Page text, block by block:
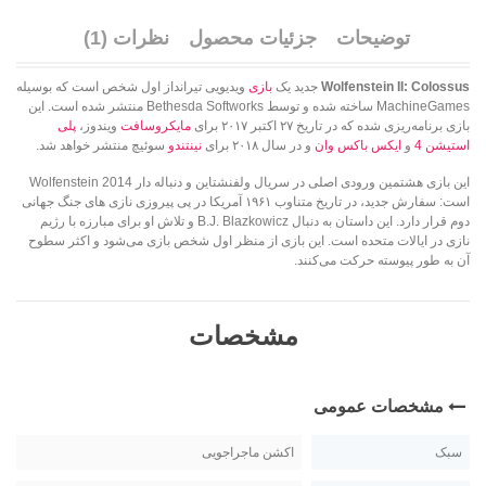
توضیحات جزئیات محصول نظرات (1)
Wolfenstein II: Colossus جدید یک بازی ویدیویی تیرانداز اول شخص است که بوسیله
MachineGames ساخته شده و توسط Bethesda Softworks منتشر شده است. این
بازی برنامه‌ریزی شده که در تاریخ ۲۷ اکتبر ۲۰۱۷ برای
مایکروسافت ویندوز، پلی
استیشن 4
و ایکس باکس وان و در سال ۲۰۱۸ برای نینتندو سوئیچ منتشر خواهد شد.
این بازی هشتمین ورودی اصلی در سریال ولفنشتاین و دنباله دار Wolfenstein 2014
است: سفارش جدید، در تاریخ متناوب ۱۹۶۱ آمریکا در پی پیروزی نازی های جنگ جهانی
دوم قرار دارد. این داستان به دنبال B.J. Blazkowicz و تلاش او برای مبارزه با رژیم
نازی در ایالات متحده است. این بازی از منظر اول شخص بازی می‌شود و اکثر سطوح
آن به طور پیوسته حرکت می‌کنند.
مشخصات
مشخصات عمومی
سبک اکشن ماجراجویی